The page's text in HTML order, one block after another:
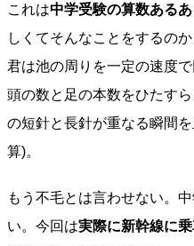
これは中学受験の算数あるあ
しくてそんなことをするの
君は池の周りを一定の速度
頭の数と足の本数をひたす
の短針と長針が重なる瞬間
算)。
もう不毛とは言わせない。
い。今回は実際に新幹線に乗